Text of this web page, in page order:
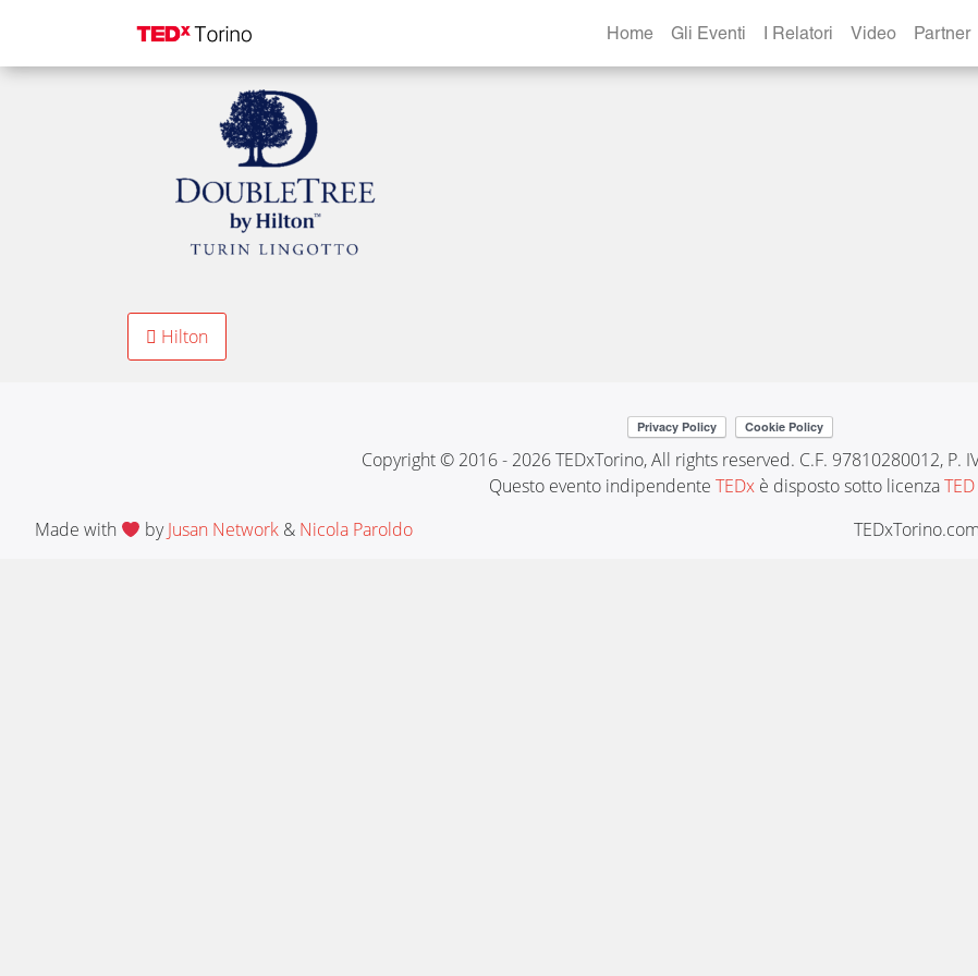
Home Gli Eventi I Relatori Video Partner
DT Turin Lingotto LOGO BLU
Post
Hilton
Copyright © 2016 - 2026 TEDxTorino, All rights reserved. C.F. 97810280012, P.
Questo evento indipendente TEDx è disposto sotto licenzaTED
Made with
byJusan Network & Nicola Paroldo